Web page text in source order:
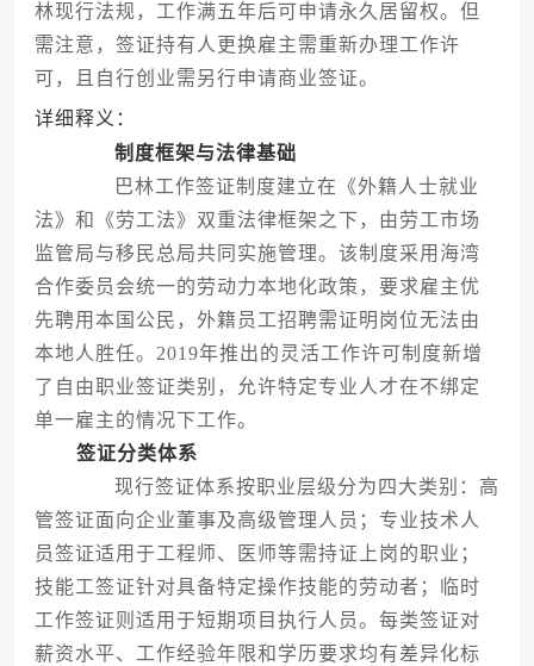
林现行法规，工作满五年后可申请永久居留权。但
需注意，签证持有人更换雇主需重新办理工作许
可，且自行创业需另行申请商业签证。
详细释义：
制度框架与法律基础
巴林工作签证制度建立在《外籍人士就业
法》和《劳工法》双重法律框架之下，由劳工市场
监管局与移民总局共同实施管理。该制度采用海湾
合作委员会统一的劳动力本地化政策，要求雇主优
先聘用本国公民，外籍员工招聘需证明岗位无法由
本地人胜任。2019年推出的灵活工作许可制度新增
了自由职业签证类别，允许特定专业人才在不绑定
单一雇主的情况下工作。
签证分类体系
现行签证体系按职业层级分为四大类别：高
管签证面向企业董事及高级管理人员；专业技术人
员签证适用于工程师、医师等需持证上岗的职业；
技能工签证针对具备特定操作技能的劳动者；临时
工作签证则适用于短期项目执行人员。每类签证对
薪资水平、工作经验年限和学历要求均有差异化标